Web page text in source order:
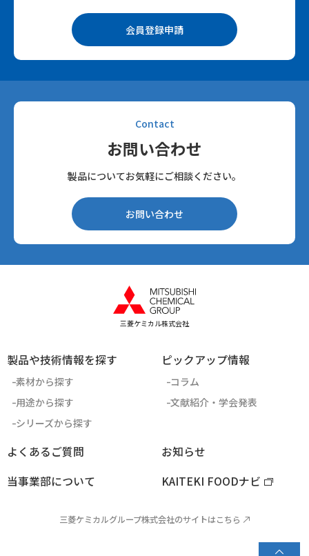
会員登録申請
Contact
お問い合わせ
製品についてお気軽にご相談ください。
お問い合わせ
三菱ケミカル株式会社
製品や技術情報を探す
素材から探す
用途から探す
シリーズから探す
ピックアップ情報
コラム
文献紹介・学会発表
よくあるご質問
お知らせ
当事業部について
KAITEKI FOODナビ
三菱ケミカルグループ株式会社のサイトはこちら